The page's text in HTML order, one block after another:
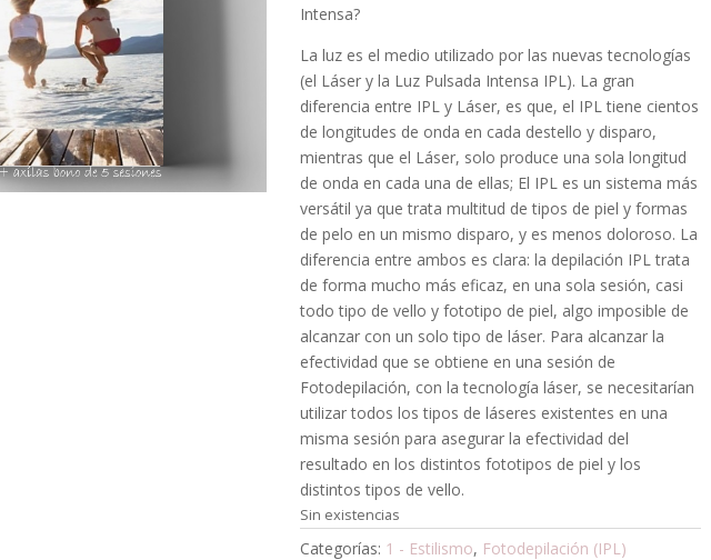
Intensa?
La luz es el medio utilizado por las nuevas tecnologías
(el Láser y la Luz Pulsada Intensa IPL). La gran
diferencia entre IPL y Láser, es que, el IPL tiene cientos
de longitudes de onda en cada destello y disparo,
mientras que el Láser, solo produce una sola longitud
de onda en cada una de ellas; El IPL es un sistema más
versátil ya que trata multitud de tipos de piel y formas
de pelo en un mismo disparo, y es menos doloroso. La
diferencia entre ambos es clara: la depilación IPL trata
de forma mucho más eficaz, en una sola sesión, casi
todo tipo de vello y fototipo de piel, algo imposible de
alcanzar con un solo tipo de láser. Para alcanzar la
efectividad que se obtiene en una sesión de
Fotodepilación, con la tecnología láser, se necesitarían
utilizar todos los tipos de láseres existentes en una
misma sesión para asegurar la efectividad del
resultado en los distintos fototipos de piel y los
distintos tipos de vello.
Sin existencias
Categorías: 1 - Estilismo, Fotodepilación (IPL)